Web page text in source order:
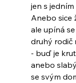
jen s
Anebo sice
ale upíná
druhý rodič
- buď je
anebo
se svým